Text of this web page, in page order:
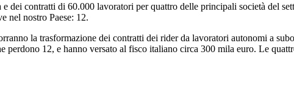
contratti di 60.000 lavoratori per quattro delle principali società del
nel nostro Paese: 12.
la trasformazione dei contratti dei rider da lavoratori autonomi a
12, e hanno versato al fisco italiano circa 300 mila euro. Le